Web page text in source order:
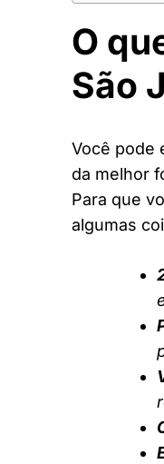
O
São
Você pode
da melhor
Para que
algumas